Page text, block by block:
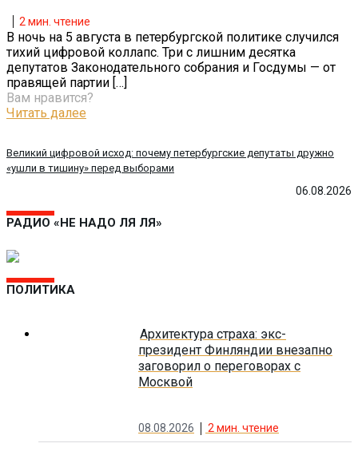
06.08.2026
Великий цифровой исход: почему петербургские депутаты дружно
«ушли в тишину» перед выборами
2мин. чтение
В ночь на 5 августа в петербургской политике случился
тихий цифровой коллапс. Три с лишним десятка
депутатов Законодательного собрания и Госдумы — от
правящей партии […]
Вам нравится?
Читать далее
РАДИО «НЕ НАДО ЛЯ ЛЯ»
ПОЛИТИКА
Архитектура страха: экс-
президент Финляндии внезапно
заговорил о переговорах с
Москвой
08.08.2026 2 мин. чтение